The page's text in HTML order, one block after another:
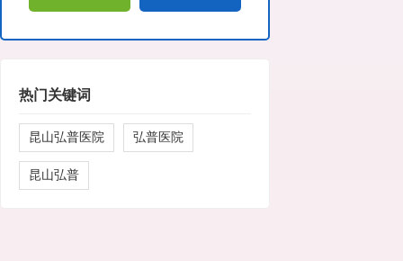
热门关键词
昆山弘普医院 弘普医院
昆山弘普